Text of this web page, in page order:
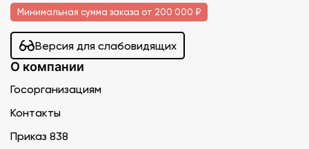
Минимальная сумма заказа от 200 000 ₽
Версия для слабовидящих
О компании
Госорганизациям
Контакты
Приказ 838